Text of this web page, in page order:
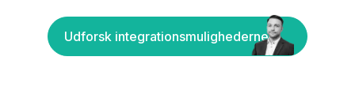
Udforsk integrationsmulighederne